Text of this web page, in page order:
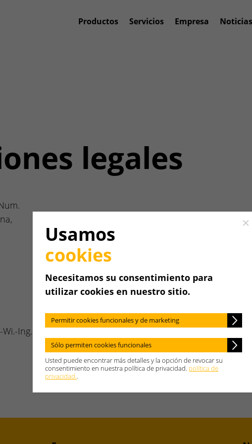
Productos Servicios Empresa Noticias
legales
Ing. Thomas Weishaupt, Dr. Karl-Heinz Romer
Usamos
cookies
Necesitamos su consentimiento para
utilizar cookies en nuestro sitio.
Permitir cookies funcionales y de marketing
Sólo permiten cookies funcionales
Usted puede encontrar más detalles y la opción de revocar su
consentimiento en nuestra política de privacidad. política de
privacidad..